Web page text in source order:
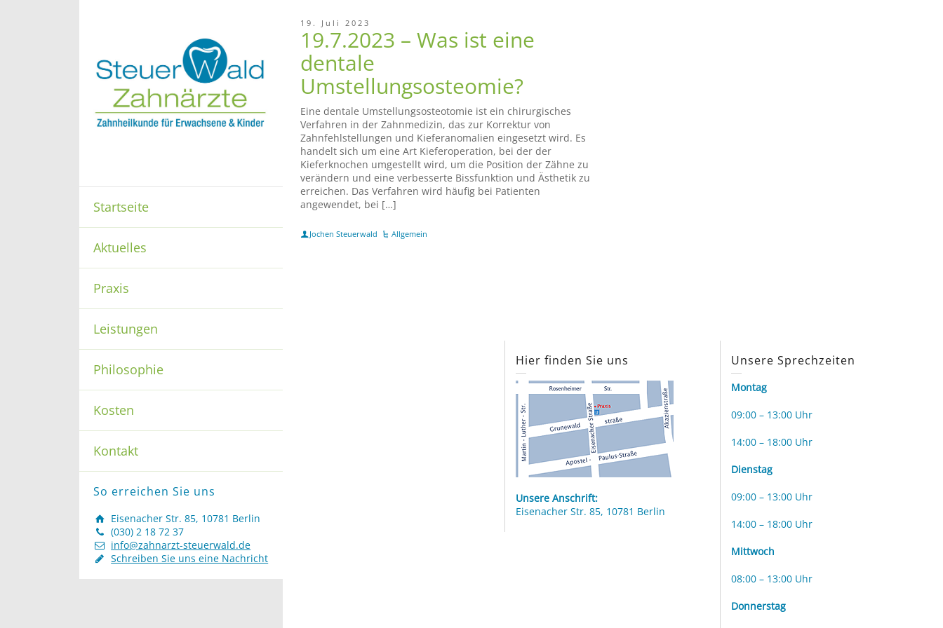
Startseite
Aktuelles
Praxis
Leistungen
Philosophie
Kosten
Kontakt
So erreichen Sie uns
Eisenacher Str. 85, 10781 Berlin
(030) 2 18 72 37
info@zahnarzt-steuerwald.de
Schreiben Sie uns eine Nachricht
19. Juli 2023
19.7.2023 – Was ist eine
dentale
Umstellungsosteomie?
Eine dentale Umstellungsosteotomie ist ein chirurgisches
Verfahren in der Zahnmedizin, das zur Korrektur von
Zahnfehlstellungen und Kieferanomalien eingesetzt wird. Es
handelt sich um eine Art Kieferoperation, bei der der
Kieferknochen umgestellt wird, um die Position der Zähne zu
verändern und eine verbesserte Bissfunktion und Ästhetik zu
erreichen. Das Verfahren wird häufig bei Patienten
angewendet, bei […]
Jochen Steuerwald Allgemein
Hier finden Sie uns
Unsere Anschrift:
Eisenacher Str. 85, 10781 Berlin
Unsere Sprechzeiten
Montag
09:00 – 13:00 Uhr
14:00 – 18:00 Uhr
Dienstag
09:00 – 13:00 Uhr
14:00 – 18:00 Uhr
Mittwoch
08:00 – 13:00 Uhr
Donnerstag